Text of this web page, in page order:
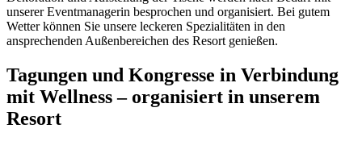
unserer Eventmanagerin besprochen und organisiert. Bei gutem
Wetter können Sie unsere leckeren Spezialitäten in den
ansprechenden Außenbereichen des Resort genießen.
Tagungen und Kongresse in Verbindung
mit Wellness – organisiert in unserem
Resort